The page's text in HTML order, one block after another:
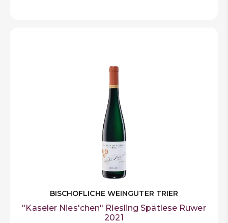
BISCHOFLICHE WEINGUTER TRIER
"Kaseler Nies'chen" Riesling Spätlese Ruwer
2021